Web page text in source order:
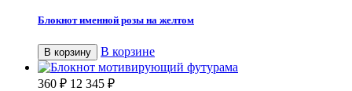
Блокнот именной розы на желтом
В корзину В корзине
360 ₽ 12 345 ₽